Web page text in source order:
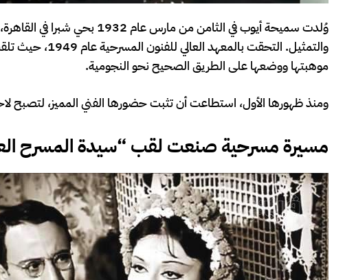
وُلدت سميحة أيوب في الثامن
والتمثيل.
موهبتها ووضعها على الطريق الصحيح نحو النجومية.
ومنذ ظهورها الأول، استطاعت أن تثبت حضورها الفني المميز، لتصبح
مسيرة مسرحية صنعت لقب “سيدة المسرح